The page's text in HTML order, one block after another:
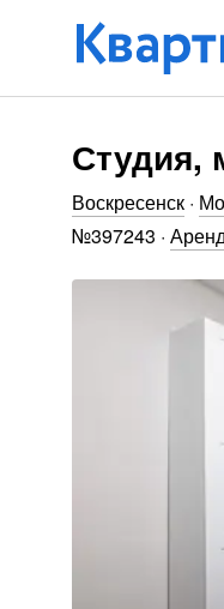
Студия,
Воскресенск ·
№397243 ·